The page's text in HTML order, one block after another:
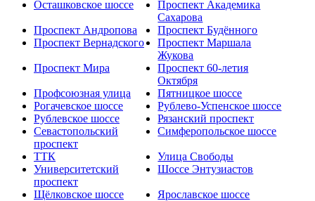
Осташковское шоссе
Проспект Академика
Сахарова
Проспект Андропова
Проспект Будённого
Проспект Вернадского
Проспект Маршала
Жукова
Проспект Мира
Проспект 60-летия
Октября
Профсоюзная улица
Пятницкое шоссе
Рогачевское шоссе
Рублево-Успенское шоссе
Рублевское шоссе
Рязанский проспект
Севастопольский
проспект
Симферопольское шоссе
ТТК
Улица Свободы
Университетский
проспект
Шоссе Энтузиастов
Щёлковское шоссе
Ярославское шоссе